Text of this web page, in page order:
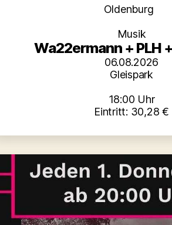
Oldenburg
Musik
Wa22ermann + PLH
06.08.2026
Gleispark
18:00 Uhr
Eintritt: 30,28 €